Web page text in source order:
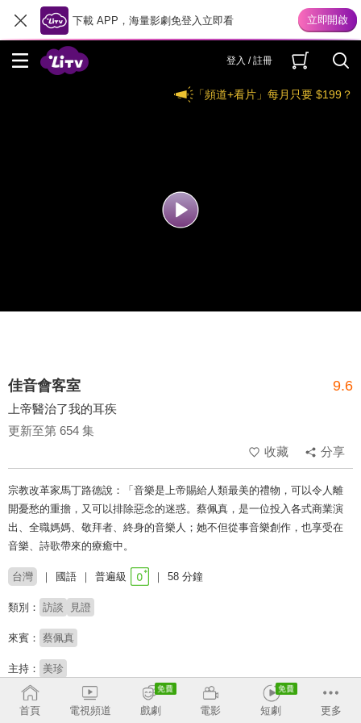
下載 APP，海量影劇免登入立即看
登入 / 註冊
「頻道+看片」每月只要 $199？
佳音會客室 9.6
上帝醫治了我的耳疾
更新至第 654 集
收藏
分享
宗教改革家馬丁路德說：「音樂是上帝賜給人類最美的禮物，可以令人離
開憂愁的重擔，又可以排除惡念的迷惑。蔡佩真，是一位投入各式商業演
出、全職媽媽、敬拜者、終身的音樂人；她不但從事音樂創作，也享受在
音樂、詩歌帶來的療癒中。
台灣 國語 普遍級 58 分鐘
類別： 訪談 見證
來賓： 蔡佩真
主持： 美珍
首頁 電視頻道 戲劇 電影 短劇 更多